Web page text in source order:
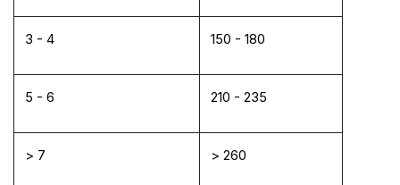
3 - 4 150 - 180
5 - 6 210 - 235
> 7 > 260